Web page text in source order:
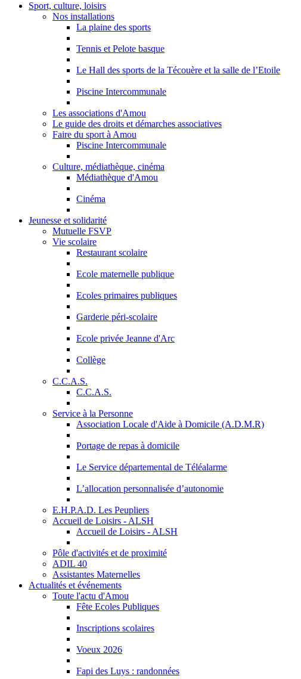
Sport, culture, loisirs
Nos installations
La plaine des sports
Tennis et Pelote basque
Le Hall des sports de la Técouère et la salle de l’Etoile
Piscine Intercommunale
Les associations d'Amou
Le guide des droits et démarches associatives
Faire du sport à Amou
Piscine Intercommunale
Culture, médiathèque, cinéma
Médiathèque d'Amou
Cinéma
Jeunesse et solidarité
Mutuelle FSVP
Vie scolaire
Restaurant scolaire
Ecole maternelle publique
Ecoles primaires publiques
Garderie péri-scolaire
Ecole privée Jeanne d'Arc
Collège
C.C.A.S.
C.C.A.S.
Service à la Personne
Association Locale d'Aide à Domicile (A.D.M.R)
Portage de repas à domicile
Le Service départemental de Téléalarme
L’allocation personnalisée d’autonomie
E.H.P.A.D. Les Peupliers
Accueil de Loisirs - ALSH
Accueil de Loisirs - ALSH
Pôle d'activités et de proximité
ADIL 40
Assistantes Maternelles
Actualités et événements
Toute l'actu d'Amou
Fête Ecoles Publiques
Inscriptions scolaires
Voeux 2026
Fapi des Luys : randonnées